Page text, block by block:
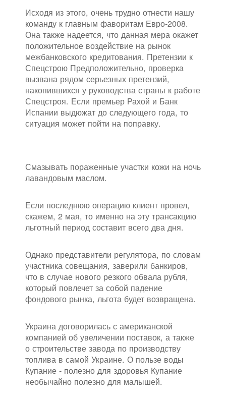
Исходя из этого, очень трудно отнести нашу
команду к главным фаворитам Евро-2008.
Она также надеется, что данная мера окажет
положительное воздействие на рынок
межбанковского кредитования. Претензии к
Спецстрою Предположительно, проверка
вызвана рядом серьезных претензий,
накопившихся у руководства страны к работе
Спецстроя. Если премьер Рахой и Банк
Испании выдюжат до следующего года, то
ситуация может пойти на поправку.
Смазывать пораженные участки кожи на ночь
лавандовым маслом.
Если последнюю операцию клиент провел,
скажем, 2 мая, то именно на эту трансакцию
льготный период составит всего два дня.
Однако представители регулятора, по словам
участника совещания, заверили банкиров,
что в случае нового резкого обвала рубля,
который повлечет за собой падение
фондового рынка, льгота будет возвращена.
Украина договорилась с американской
компанией об увеличении поставок, а также
о строительстве завода по производству
топлива в самой Украине. О пользе воды
Купание - полезно для здоровья Купание
необычайно полезно для малышей.